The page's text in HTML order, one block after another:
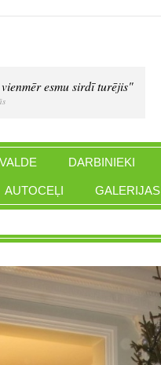
esmu sirdī turējis"
DARBINIEKI
AUTOCEĻI GALERIJAS